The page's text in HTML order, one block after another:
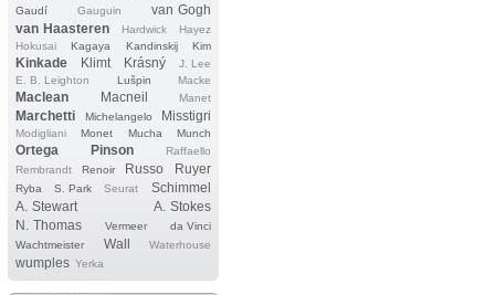
Gaudí
Gauguin
van Gogh
van Haasteren
Hardwick
Hayez
Hokusai
Kagaya Kandinskij Kim
Kinkade Klimt Krásný
J. Lee
E. B. Leighton
Lušpin Macke
Maclean Macneil Manet
Marchetti Michelangelo Misstigri
Modigliani Monet Mucha Munch
Ortega Pinson
Raffaello
Rembrandt
Renoir Russo Ruyer
Ryba S. Park Seurat
Schimmel
A. Stewart
A. Stokes
N. Thomas
Vermeer
da Vinci
Wachtmeister
Wall Waterhouse
wumples Yerka